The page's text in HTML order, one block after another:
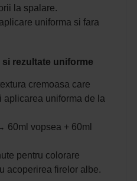
la spalare.
uniforma si fara
rezultate uniforme
cremoasa care
aplicarea uniforma de la
60ml vopsea + 60ml
pentru colorare
acoperirea firelor albe.